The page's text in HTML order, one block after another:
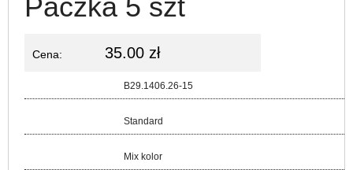
Paczka 5 szt
Cena: 35.00 zł
B29.1406.26-15
Standard
Mix kolor